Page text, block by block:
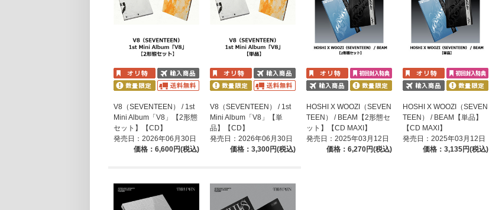
V8（SEVENTEEN） / 1st
Mini Album「V8」【2形態
セット】【CD】
発売日：2026年06月30日
価格：6,600円(税込)
V8（SEVENTEEN） / 1st
Mini Album「V8」【単
品】【CD】
発売日：2026年06月30日
価格：3,300円(税込)
HOSHI X WOOZI（SEVEN
TEEN） / BEAM【2形態セ
ット】【CD MAXI】
発売日：2025年03月12日
価格：6,270円(税込)
HOSHI X WOOZI（SEVEN
TEEN） / BEAM【単品】
【CD MAXI】
発売日：2025年03月12日
価格：3,135円(税込)